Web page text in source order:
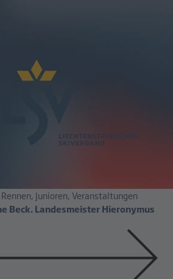
Junioren, Veranstaltungen
Beck. Landesmeister Hieronymus